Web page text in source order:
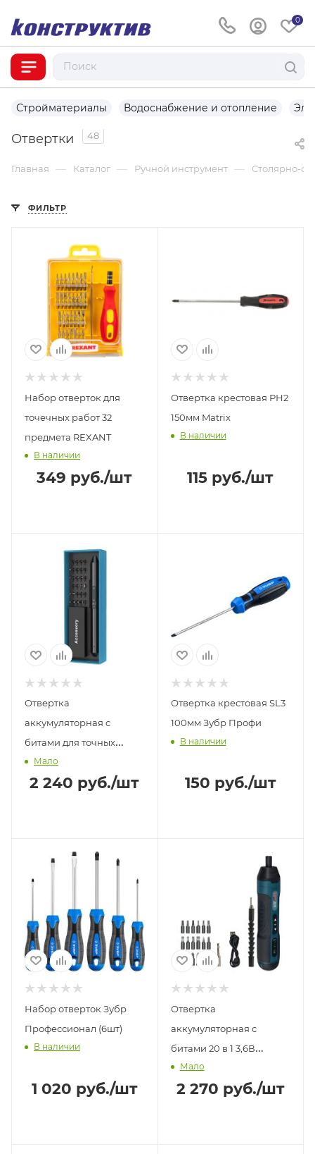
0
Стройматериалы Водоснабжение и отопление
Отвертки 48
Главная — Каталог — Ручной инструмент — Столярно-
ФИЛЬТР
Набор отверток для
точечных работ 32
предмета REXANT
В наличии
349 руб./шт
Отвертка крестовая РН2
150мм Matrix
В наличии
115 руб./шт
Отвертка
аккумуляторная с
битами для точных
работ 28 в 1 3,7Вт
1300мАч
Мало
2 240 руб./шт
Отвертка крестовая SL3
100мм Зубр Профи
В наличии
150 руб./шт
Набор отверток Зубр
Профессионал (6шт)
В наличии
1 020 руб./шт
Отвертка
аккумуляторная с
битами 20 в 1 3,6В
1300мАч
Мало
2 270 руб./шт